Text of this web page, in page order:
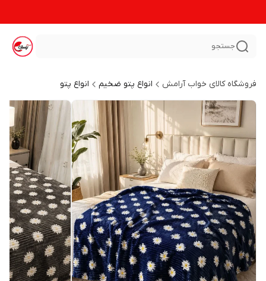
جستجو
فروشگاه کالای خواب آرامش انواع پتو ضخیم انواع پتو